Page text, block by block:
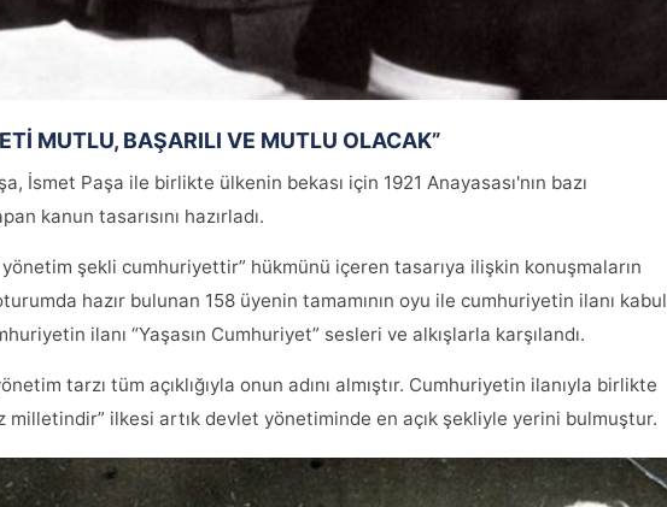
MUTLU, BAŞARILI VE MUTLU OLACAK”
İsmet Paşa ile birlikte ülkenin bekası için 1921 Anayasası'nın bazı
kanun tasarısını hazırladı.
şekli cumhuriyettir” hükmünü içeren tasarıya ilişkin konuşmaların
hazır bulunan 158 üyenin tamamının oyu ile cumhuriyetin ilanı kabul
ilanı “Yaşasın Cumhuriyet” sesleri ve alkışlarla karşılandı.
tarzı tüm açıklığıyla onun adını almıştır. Cumhuriyetin ilanıyla birlikte
milletindir” ilkesi artık devlet yönetiminde en açık şekliyle yerini bulmuştur.